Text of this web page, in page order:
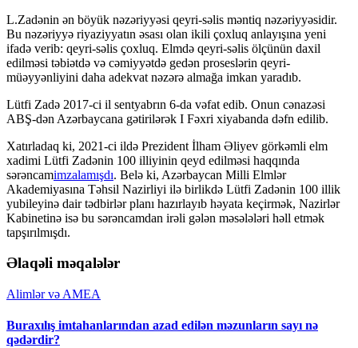
L.Zadənin ən böyük nəzəriyyəsi qeyri-səlis məntiq nəzəriyyəsidir.
Bu nəzəriyyə riyaziyyatın əsası olan ikili çoxluq anlayışına yeni
ifadə verib: qeyri-səlis çoxluq. Elmdə qeyri-səlis ölçünün daxil
edilməsi təbiətdə və cəmiyyətdə gedən proseslərin qeyri-
müəyyənliyini daha adekvat nəzərə almağa imkan yaradıb.
Lütfi Zadə 2017-ci il sentyabrın 6-da vəfat edib. Onun cənazəsi
ABŞ-dən Azərbaycana gətirilərək I Fəxri xiyabanda dəfn edilib.
Xatırladaq ki, 2021-ci ildə Prezident İlham Əliyev görkəmli elm
xadimi Lütfi Zadənin 100 illiyinin qeyd edilməsi haqqında
sərəncamimzalamışdı. Belə ki, Azərbaycan Milli Elmlər
Akademiyasına Təhsil Nazirliyi ilə birlikdə Lütfi Zadənin 100 illik
yubileyinə dair tədbirlər planı hazırlayıb həyata keçirmək, Nazirlər
Kabinetinə isə bu sərəncamdan irəli gələn məsələləri həll etmək
tapşırılmışdı.
Əlaqəli məqalələr
Alimlər və AMEA
Buraxılış imtahanlarından azad edilən məzunların sayı nə
qədərdir?